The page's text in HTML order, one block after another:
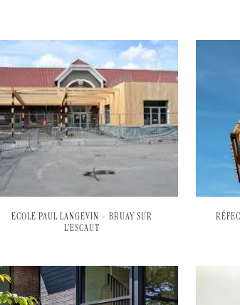
ECOLE PAUL LANGEVIN – BRUAY SUR
L’ESCAUT